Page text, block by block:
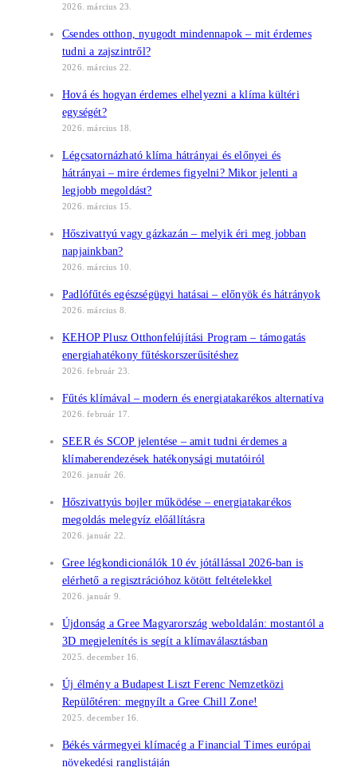
2026. március 23.
Csendes otthon, nyugodt mindennapok – mit érdemes
tudni a zajszintről?
2026. március 22.
Hová és hogyan érdemes elhelyezni a klíma kültéri
egységét?
2026. március 18.
Légcsatornázható klíma hátrányai és előnyei és
hátrányai – mire érdemes figyelni? Mikor jelenti a
legjobb megoldást?
2026. március 15.
Hőszivattyú vagy gázkazán – melyik éri meg jobban
napjainkban?
2026. március 10.
Padlófűtés egészségügyi hatásai – előnyök és hátrányok
2026. március 8.
KEHOP Plusz Otthonfelújítási Program – támogatás
energiahatékony fűtéskorszerűsítéshez
2026. február 23.
Fűtés klímával – modern és energiatakarékos alternatíva
2026. február 17.
SEER és SCOP jelentése – amit tudni érdemes a
klímaberendezések hatékonysági mutatóiról
2026. január 26.
Hőszivattyús bojler működése – energiatakarékos
megoldás melegvíz előállításra
2026. január 22.
Gree légkondicionálók 10 év jótállással 2026-ban is
elérhető a regisztrációhoz kötött feltételekkel
2026. január 9.
Újdonság a Gree Magyarország weboldalán: mostantól a
3D megjelenítés is segít a klímaválasztásban
2025. december 16.
Új élmény a Budapest Liszt Ferenc Nemzetközi
Repülőtéren: megnyílt a Gree Chill Zone!
2025. december 16.
Békés vármegyei klímacég a Financial Times európai
növekedési ranglistáján